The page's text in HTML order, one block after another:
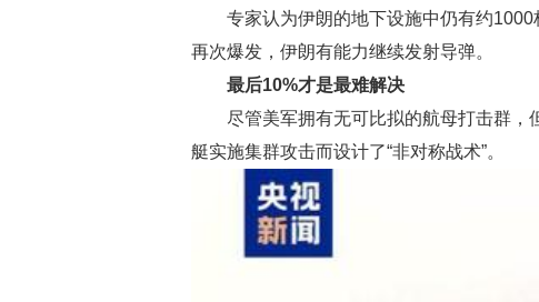
专家认为伊朗的地下设施中仍有约
再次爆发，伊朗有能力继续发射导弹。
最后10%才是最难解决
尽管美军拥有无可比拟的航母打击群
艇实施集群攻击而设计了“非对称战术”。